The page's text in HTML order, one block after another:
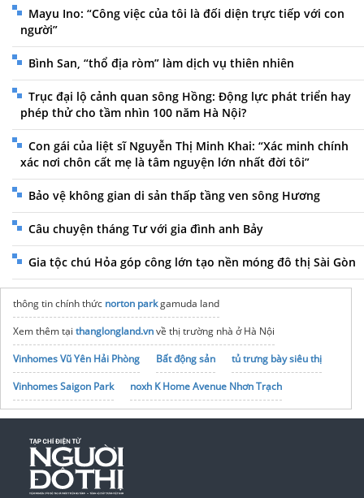
Mayu Ino: “Công việc của tôi là đối diện trực tiếp với con
người”
Bình San, “thổ địa ròm” làm dịch vụ thiên nhiên
Trục đại lộ cảnh quan sông Hồng: Động lực phát triển hay
phép thử cho tầm nhìn 100 năm Hà Nội?
Con gái của liệt sĩ Nguyễn Thị Minh Khai: “Xác minh chính
xác nơi chôn cất mẹ là tâm nguyện lớn nhất đời tôi”
Bảo vệ không gian di sản thấp tầng ven sông Hương
Câu chuyện tháng Tư với gia đình anh Bảy
Gia tộc chú Hỏa góp công lớn tạo nền móng đô thị Sài Gòn
thông tin chính thức norton parkgamuda land
Xem thêm tại thanglongland.vnvề thị trường nhà ở Hà Nội
Vinhomes Vũ Yên Hải Phòng
Bất động sản
tủ trưng bày siêu thị
Vinhomes Saigon Park
noxh K Home Avenue Nhơn Trạch
Tập đoàn Bcons Group